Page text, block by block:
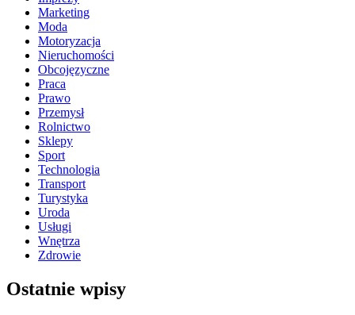
Marketing
Moda
Motoryzacja
Nieruchomości
Obcojęzyczne
Praca
Prawo
Przemysł
Rolnictwo
Sklepy
Sport
Technologia
Transport
Turystyka
Uroda
Usługi
Wnętrza
Zdrowie
Ostatnie wpisy